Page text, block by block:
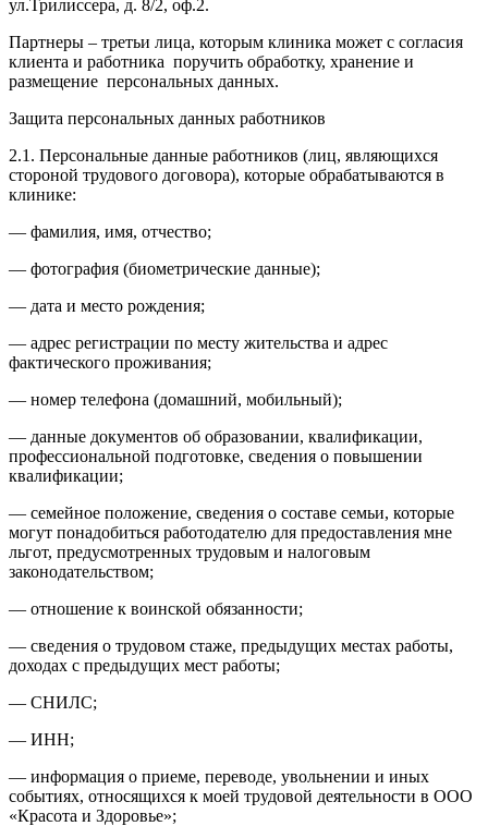
ул.Трилиссера, д. 8/2, оф.2.
Партнеры – третьи лица, которым клиника может с согласия
клиента и работника поручить обработку, хранение и
размещение персональных данных.
Защита персональных данных работников
2.1. Персональные данные работников (лиц, являющихся
стороной трудового договора), которые обрабатываются в
клинике:
— фамилия, имя, отчество;
— фотография (биометрические данные);
— дата и место рождения;
— адрес регистрации по месту жительства и адрес
фактического проживания;
— номер телефона (домашний, мобильный);
— данные документов об образовании, квалификации,
профессиональной подготовке, сведения о повышении
квалификации;
— семейное положение, сведения о составе семьи, которые
могут понадобиться работодателю для предоставления мне
льгот, предусмотренных трудовым и налоговым
законодательством;
— отношение к воинской обязанности;
— сведения о трудовом стаже, предыдущих местах работы,
доходах с предыдущих мест работы;
— СНИЛС;
— ИНН;
— информация о приеме, переводе, увольнении и иных
событиях, относящихся к моей трудовой деятельности в ООО
«Красота и Здоровье»;